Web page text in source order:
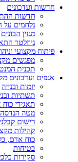
חדשות ועדכונים
חדשות
נלחמים על
מגזין הבונים
ניוזלטר
פיתוח מקצועי
מפגשים
תכנית
אגפים ועדכונים
יזמות ובנייה
תשתיות
תאגידי
מטה הנדסה
רישום
קהילות
כוח אדם,
בטיחות
סקירות